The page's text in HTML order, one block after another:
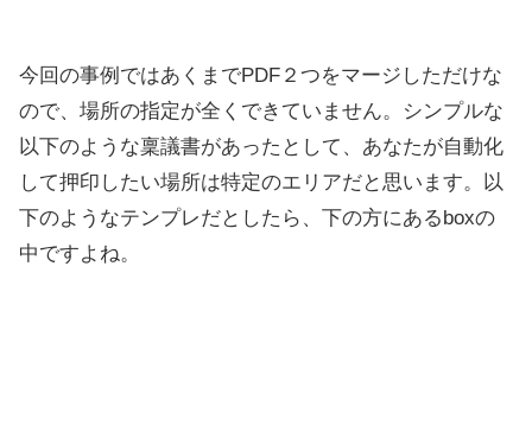
今回の事例ではあくまでPDF２つをマージしただけな
ので、場所の指定が全くできていません。シンプルな
以下のような稟議書があったとして、あなたが自動化
して押印したい場所は特定のエリアだと思います。以
下のようなテンプレだとしたら、下の方にあるboxの
中ですよね。